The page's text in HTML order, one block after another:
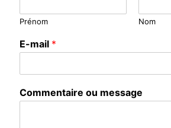
Prénom Nom
E-mail *
Commentaire ou message